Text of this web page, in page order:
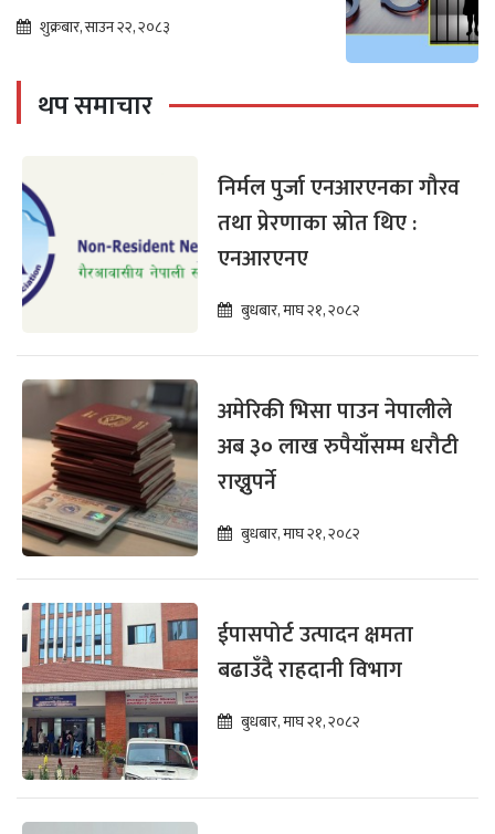
शुक्रबार, साउन २२, २०८३
थप समाचार
निर्मल पुर्जा एनआरएनका गौरव
तथा प्रेरणाका स्रोत थिए :
एनआरएनए
बुधबार, माघ २१, २०८२
अमेरिकी भिसा पाउन नेपालीले
अब ३० लाख रुपैयाँसम्म धरौटी
राख्नुपर्ने
बुधबार, माघ २१, २०८२
ईपासपोर्ट उत्पादन क्षमता
बढाउँदै राहदानी विभाग
बुधबार, माघ २१, २०८२